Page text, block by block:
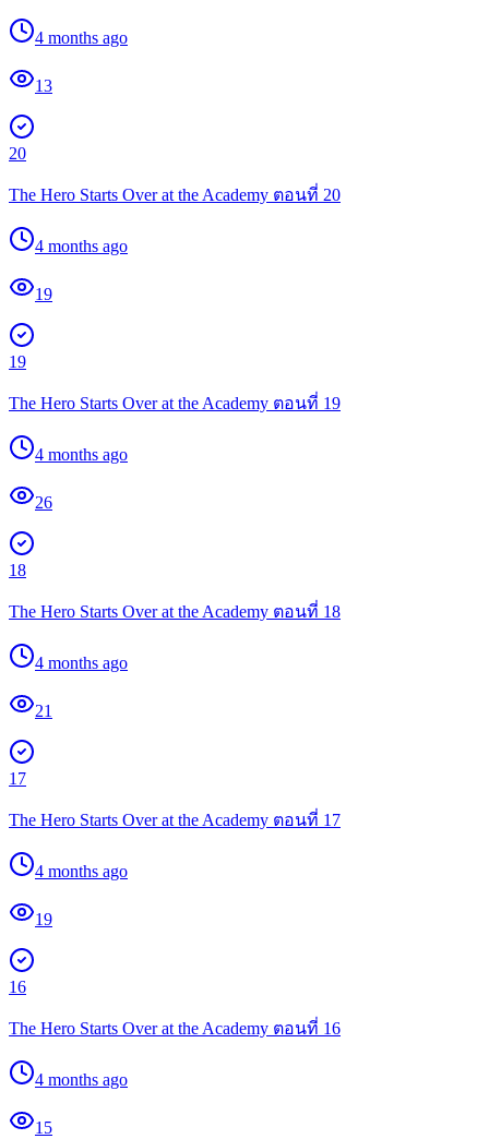
4 months ago
13
20
The Hero Starts Over at the Academy ตอนที่ 20
4 months ago
19
19
The Hero Starts Over at the Academy ตอนที่ 19
4 months ago
26
18
The Hero Starts Over at the Academy ตอนที่ 18
4 months ago
21
17
The Hero Starts Over at the Academy ตอนที่ 17
4 months ago
19
16
The Hero Starts Over at the Academy ตอนที่ 16
4 months ago
15